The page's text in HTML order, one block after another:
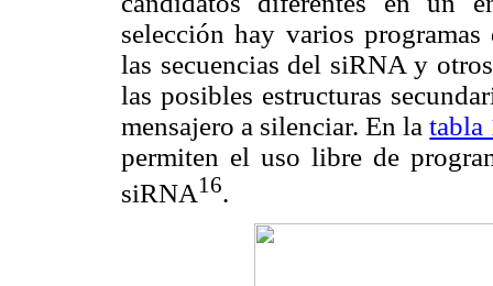
selección hay varios
las secuencias del siRNA y
las posibles estructuras
mensajero a silenciar. En latabla
permiten el uso libre de
siRNA16.